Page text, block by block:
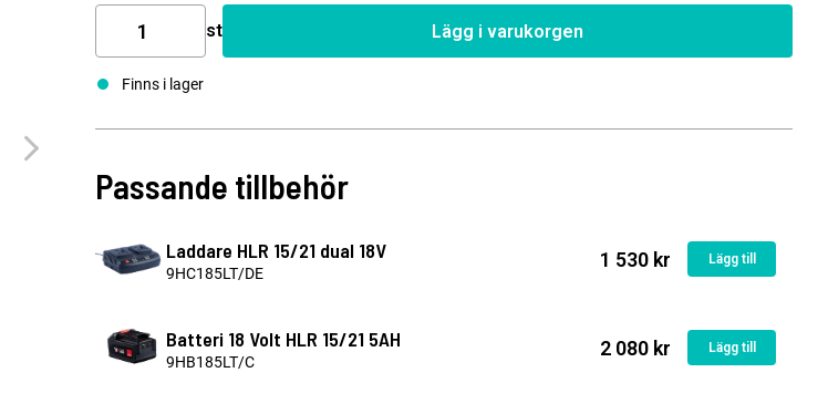
st Lägg i varukorgen
Finns i lager
Passande tillbehör
Laddare HLR 15/21 dual 18V
9HC185LT/DE
1 530 kr Lägg till
Batteri 18 Volt HLR 15/21 5AH
9HB185LT/C
2 080 kr Lägg till